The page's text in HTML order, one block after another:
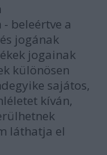
beleértve a
jogának
jogainak
különösen
sajátos,
kíván,
láthatja el